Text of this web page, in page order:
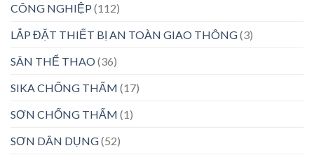
CÔNG NGHIỆP (112)
LẮP ĐẶT THIẾT BỊ AN TOÀN GIAO THÔNG(3)
SÂN THỂ THAO(36)
SIKA CHỐNG THẤM (17)
SƠN CHỐNG THẤM (1)
SƠN DÂN DỤNG(52)